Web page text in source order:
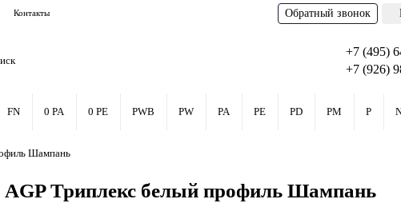
Контакты Обратный звонок
+7 (495)
+7 (926)
FN 0 PA 0 PE PWB PW PA PE PD PM P
Шампань
Триплекс белый профиль Шампань